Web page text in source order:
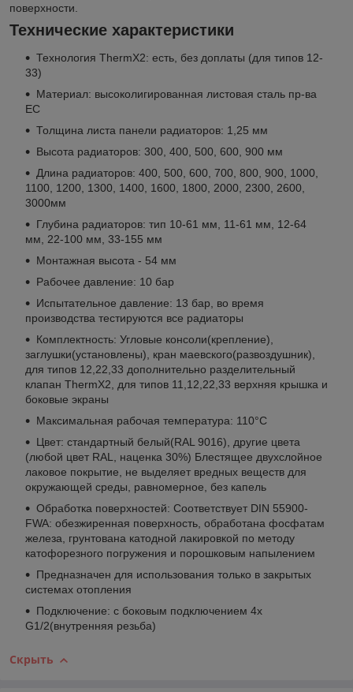
поверхности.
Технические характеристики
Технология ThermX2: есть, без доплаты (для типов 12-
33)
Материал: высоколигированная листовая сталь пр-ва
ЕС
Толщина листа панели радиаторов: 1,25 мм
Высота радиаторов: 300, 400, 500, 600, 900 мм
Длина радиаторов: 400, 500, 600, 700, 800, 900, 1000,
1100, 1200, 1300, 1400, 1600, 1800, 2000, 2300, 2600,
3000мм
Глубина радиаторов: тип 10-61 мм, 11-61 мм, 12-64
мм, 22-100 мм, 33-155 мм
Монтажная высота - 54 мм
Рабочее давление: 10 бар
Испытательное давление: 13 бар, во время
производства тестируются все радиаторы
Комплектность: Угловые консоли(крепление),
заглушки(установлены), кран маевского(развоздушник),
для типов 12,22,33 дополнительно разделительный
клапан ThermX2, для типов 11,12,22,33 верхняя крышка и
боковые экраны
Максимальная рабочая температура: 110°С
Цвет: стандартный белый(RAL 9016), другие цвета
(любой цвет RAL, наценка 30%) Блестящее двухслойное
лаковое покрытие, не выделяет вредных веществ для
окружающей среды, равномерное, без капель
Обработка поверхностей: Соответствует DIN 55900-
FWA: обезжиренная поверхность, обработана фосфатам
железа, грунтована катодной лакировкой по методу
катофорезного погружения и порошковым напылением
Предназначен для использования только в закрытых
системах отопления
Подключение: с боковым подключением 4x
G1/2(внутренняя резьба)
Скрыть